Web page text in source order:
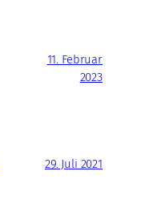
11. Februar
2023
29. Juli 2021